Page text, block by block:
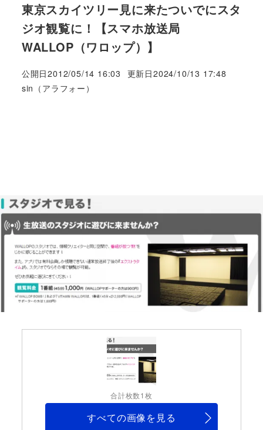
東京スカイツリー見に来たついでにスタ
ジオ観覧に！【スマホ放送局
WALLOP（ワロップ）】
公開日2012/05/14 16:03 更新日2024/10/13 17:48
著
sin（アラフォー）
合計枚数1枚
すべての画像を見る